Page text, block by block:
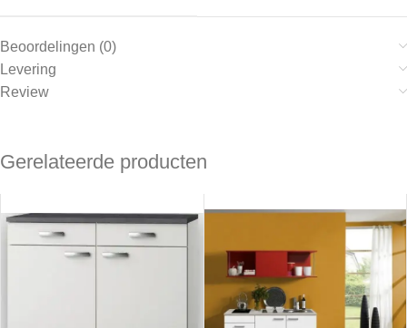
Beoordelingen (0)
Levering
Review
Gerelateerde producten